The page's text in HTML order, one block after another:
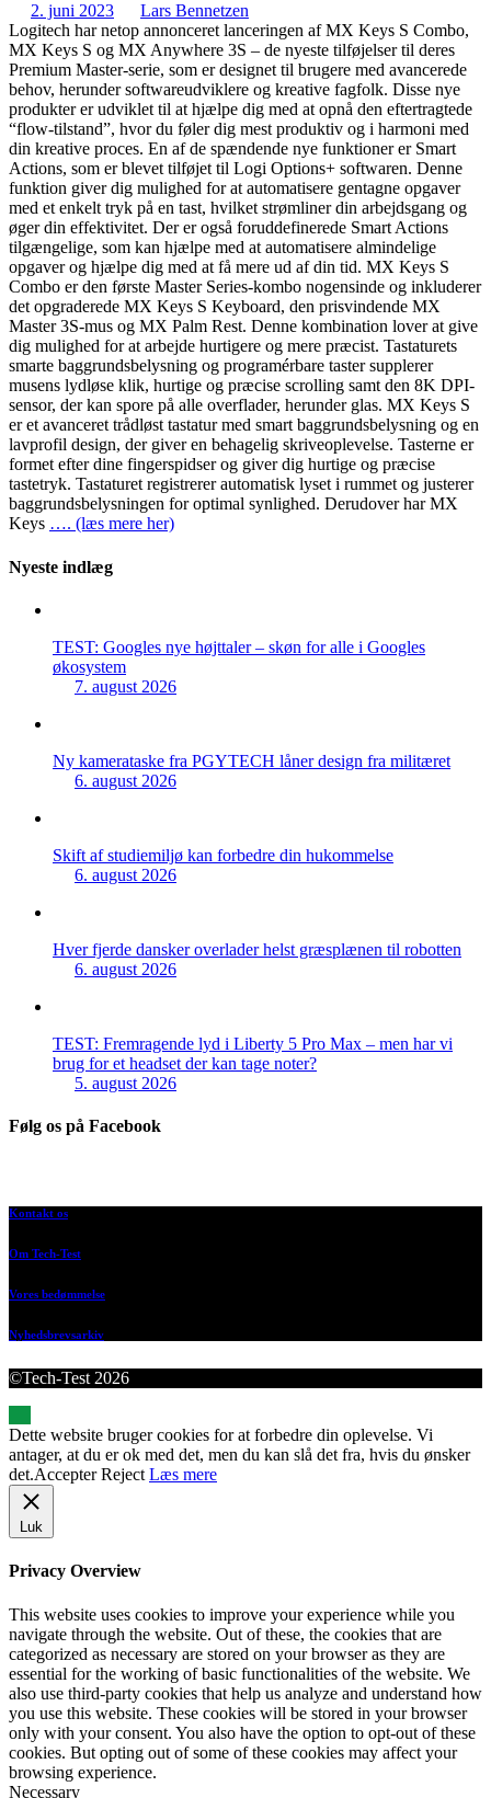
2. juni 2023
Lars Bennetzen
Logitech har netop annonceret lanceringen af MX Keys S Combo,
MX Keys S og MX Anywhere 3S – de nyeste tilføjelser til deres
Premium Master-serie, som er designet til brugere med avancerede
behov, herunder softwareudviklere og kreative fagfolk. Disse nye
produkter er udviklet til at hjælpe dig med at opnå den eftertragtede
“flow-tilstand”, hvor du føler dig mest produktiv og i harmoni med
din kreative proces. En af de spændende nye funktioner er Smart
Actions, som er blevet tilføjet til Logi Options+ softwaren. Denne
funktion giver dig mulighed for at automatisere gentagne opgaver
med et enkelt tryk på en tast, hvilket strømliner din arbejdsgang og
øger din effektivitet. Der er også foruddefinerede Smart Actions
tilgængelige, som kan hjælpe med at automatisere almindelige
opgaver og hjælpe dig med at få mere ud af din tid. MX Keys S
Combo er den første Master Series-kombo nogensinde og inkluderer
det opgraderede MX Keys S Keyboard, den prisvindende MX
Master 3S-mus og MX Palm Rest. Denne kombination lover at give
dig mulighed for at arbejde hurtigere og mere præcist. Tastaturets
smarte baggrundsbelysning og programérbare taster supplerer
musens lydløse klik, hurtige og præcise scrolling samt den 8K DPI-
sensor, der kan spore på alle overflader, herunder glas. MX Keys S
er et avanceret trådløst tastatur med smart baggrundsbelysning og en
lavprofil design, der giver en behagelig skriveoplevelse. Tasterne er
formet efter dine fingerspidser og giver dig hurtige og præcise
tastetryk. Tastaturet registrerer automatisk lyset i rummet og justerer
baggrundsbelysningen for optimal synlighed. Derudover har MX
Keys …. (læs mere her)
Nyeste indlæg
TEST: Googles nye højttaler – skøn for alle i Googles
økosystem
7. august 2026
Ny kamerataske fra PGYTECH låner design fra militæret
6. august 2026
Skift af studiemiljø kan forbedre din hukommelse
6. august 2026
Hver fjerde dansker overlader helst græsplænen til robotten
6. august 2026
TEST: Fremragende lyd i Liberty 5 Pro Max – men har vi
brug for et headset der kan tage noter?
5. august 2026
Følg os på Facebook
Kontakt os
Om Tech-Test
Vores bedømmelse
Nyhedsbrevsarkiv
©Tech-Test 2026
Dette website bruger cookies for at forbedre din oplevelse. Vi
antager, at du er ok med det, men du kan slå det fra, hvis du ønsker
det.Accepter Reject Læs mere
Luk
Privacy Overview
This website uses cookies to improve your experience while you
navigate through the website. Out of these, the cookies that are
categorized as necessary are stored on your browser as they are
essential for the working of basic functionalities of the website. We
also use third-party cookies that help us analyze and understand how
you use this website. These cookies will be stored in your browser
only with your consent. You also have the option to opt-out of these
cookies. But opting out of some of these cookies may affect your
browsing experience.
Necessary